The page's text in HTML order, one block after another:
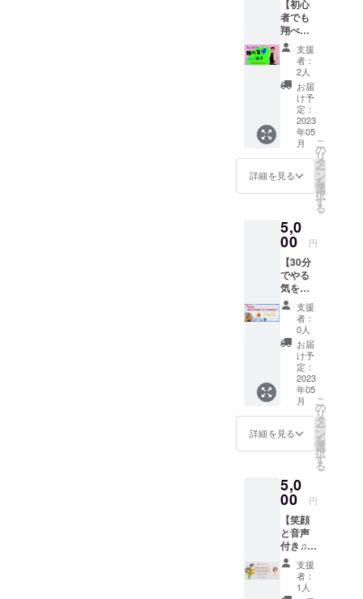
す。 ＊
お話し
を聴く
際はお
互いに
傾聴の
姿勢で
臨みま
しょ
う。 ＊
お話し
合いの
後もお
互いが
繋が
り、心
関係性
を保っ
ていけ
ること
を望み
ます。
✼••┈┈••
✼••┈┈••
✼••┈┈••
✼••┈┈••
✼ 《リ
ターン
提供・
施行責
任者》
主催・
運営
ス内容
に関す
る効果
効能
は、個
人の体
感であ
り 全て
を保証
日 メー
ルにて
ご相談
の上、
決定し
ます。
＊５月
７日以
降に日
程を調
整させ
ていた
だきま
す。 ☆
実施方
ライン
(zoom
の予定)
または
対面
【備考
欄に必
ずご記
入下さ
い】 オ
ンライ
ンまた
は対面
の希望
＊対面
の場合
は、原
則、ご
指定し
(神奈川
県内)に
て実施
しま
す。
（会場
までの
交通費
は各自
合は、
おひと
りずつ
時間を
設定さ
せてい
ただき
す。）
☆ご相
談時間
おひと
分〜1時
間 (もう
かるこ
ともあ
ります)
☆実施
日 メー
ルにて
ご相談
の上、
決定し
ます。
＊５月
７日以
降に日
程を調
整させ
ていた
だきま
す。 ☆
実施方
ライン
(zoom
の予定)
または
対面
【備考
欄に必
ずご記
入下さ
い】 オ
婚：結
婚しよ
うと
思って
いるけ
ど、何
だか不
安・・
・ など
など、
上記以
外のこ
大丈夫
で
でも多
かれ、
少なか
れ、悩
みを抱
えてい
ると思
いま
す。 誰
かに相
談した
いこ
とって
ありま
すよ
自身も
いろい
みを抱
える
中、カ
ウンセ
リング
を受
け、こ
ころの
勉強を
する中
運営
北川淳
子 ・
サービ
ス内容
に関す
る効果
効能
は、個
人の体
感であ
り 全て
するも
のでは
画像や
知的財
産、著
作権は
提供・
施行責
任者に
帰属し
ます。
✼••┈┈••
✼••┈┈••
✼••┈┈••
✼••┈┈••
分では
ダメ
だ！と
自分以
外の“何
か”にな
ろうと
してき
まし
た。 周
りの求
める自
分を演
じて、
ことも
わから
なくな
りまし
た。 た
だ、そ
のまま
の自分
を愛し
てほし
かっ
た。 そ
のため
には、
まず自
のまま
の自分
過程が
必要で
した。
「自分
に生ま
れてよ
かっ
た」 そ
う思え
育
ZOOM
セミ
ナー付
き ・30
日間毎
朝えい
こりん
からダ
イエッ
ト知識
が届く
ライン
グルー
イエッ
ト！ ・
その中
であな
たに
合った
ダイ
エット
方法ア
ドバイ
ス ・食
事に関
する疑
問もラ
イング
ループ
で気軽
方法で
痩せた
い方、
健康的
に痩せ
たい
方、痩
せ習慣
を身に
【初心
者でも
翔べる
Twitter
講座】
今まで
Twitter
をあま
り使っ
たこと
がな
い。い
まいち
使い方
が分か
らない
も、楽
しく
なっ
ちゃう
方法を
教えま
す。
Twitter
には可
能性が
いっぱ
いある
ので、
それを
惜しみ
なくお
伝えし
宇宙の
果てま
で翔び
ましょ
う！
5/15
21:00-
22:00に
Zoomで
支援
者：
2人
お届
け予
定：
2023
年05
月
詳細を見る
こ
の
リ
タ
ー
ン
を
選
択
す
る
5,0
00 円
【30分
でやる
気を引
き出
す！や
る気の
スイッ
チコー
チン
グ】 目
標や夢
がある
方、未
来にワ
クワク
したい
見！そ
の目標
や夢が
叶っ
ちゃっ
ている
未来の
自分か
ら今を
支援
者：
0人
お届
け予
定：
2023
年05
月
詳細を見る
こ
の
リ
タ
ー
ン
を
選
択
す
る
5,0
00 円
【笑顔
と音声
付き♫
ゆー
ちゃん
と一緒
支援
者：
1人